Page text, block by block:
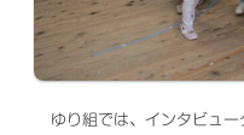
ゆり組では、インタビュ